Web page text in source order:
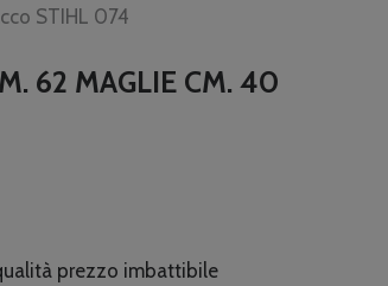
STIHL 074
62 MAGLIE CM. 40
prezzo imbattibile